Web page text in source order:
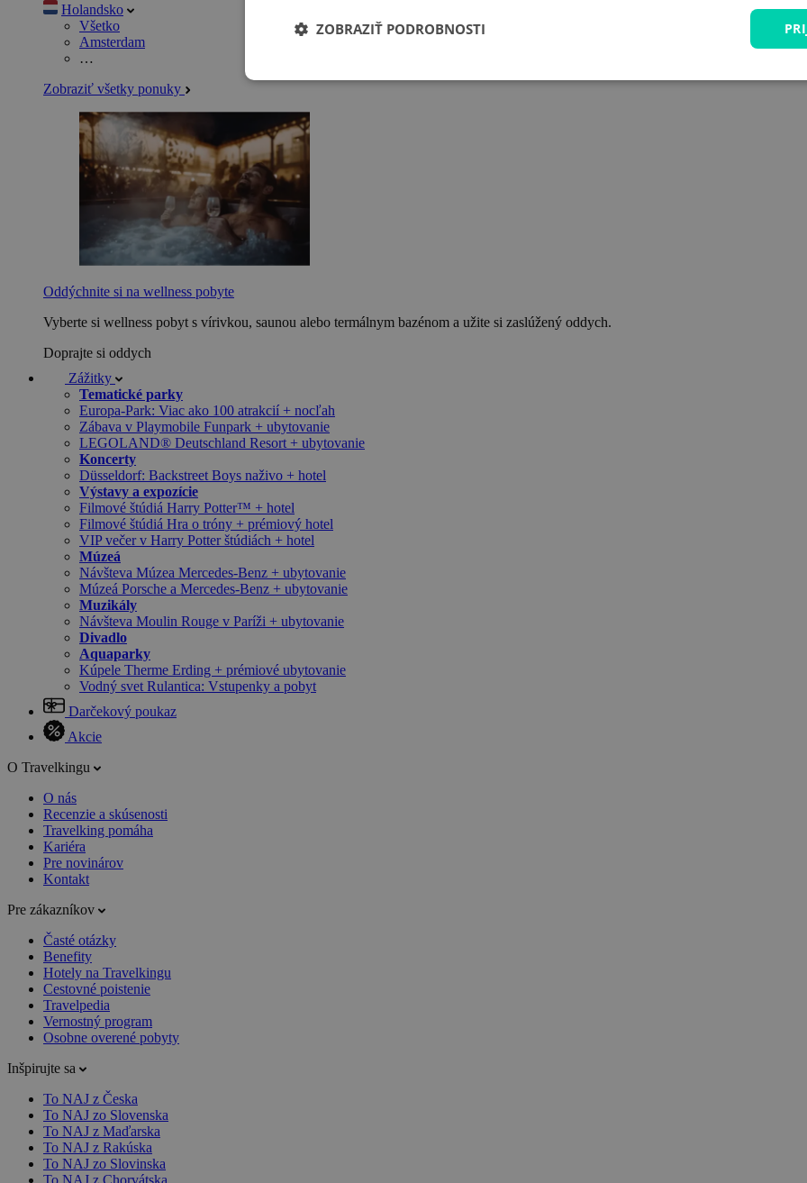
Holandsko
Všetko
Amsterdam
…
Zobraziť všetky ponuky
Oddýchnite si na wellness pobyte
Vyberte si wellness pobyt s vírivkou, saunou alebo termálnym bazénom a užite si zaslúžený oddych.
Doprajte si oddych
Zážitky
Tematické parky
Europa-Park: Viac ako 100 atrakcií + nocľah
Zábava v Playmobile Funpark + ubytovanie
LEGOLAND® Deutschland Resort + ubytovanie
Koncerty
Düsseldorf: Backstreet Boys naživo + hotel
Výstavy a expozície
Filmové štúdiá Harry Potter™ + hotel
Filmové štúdiá Hra o tróny + prémiový hotel
VIP večer v Harry Potter štúdiách + hotel
Múzeá
Návšteva Múzea Mercedes-Benz + ubytovanie
Múzeá Porsche a Mercedes-Benz + ubytovanie
Muzikály
Návšteva Moulin Rouge v Paríži + ubytovanie
Divadlo
Aquaparky
Kúpele Therme Erding + prémiové ubytovanie
Vodný svet Rulantica: Vstupenky a pobyt
Darčekový poukaz
Akcie
O Travelkingu
O nás
Recenzie a skúsenosti
Travelking pomáha
Kariéra
Pre novinárov
Kontakt
Pre zákazníkov
Časté otázky
Benefity
Hotely na Travelkingu
Cestovné poistenie
Travelpedia
Vernostný program
Osobne overené pobyty
Inšpirujte sa
To NAJ z Česka
To NAJ zo Slovenska
To NAJ z Maďarska
To NAJ z Rakúska
To NAJ zo Slovinska
To NAJ z Chorvátska
ZOBRAZIŤ PODROBNOSTI